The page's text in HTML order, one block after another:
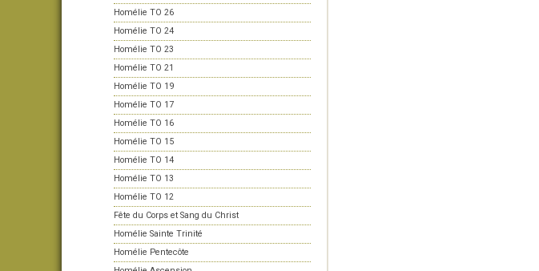
Homélie TO 26
Homélie TO 24
Homélie TO 23
Homélie TO 21
Homélie TO 19
Homélie TO 17
Homélie TO 16
Homélie TO 15
Homélie TO 14
Homélie TO 13
Homélie TO 12
Fête du Corps et Sang du Christ
Homélie Sainte Trinité
Homélie Pentecôte